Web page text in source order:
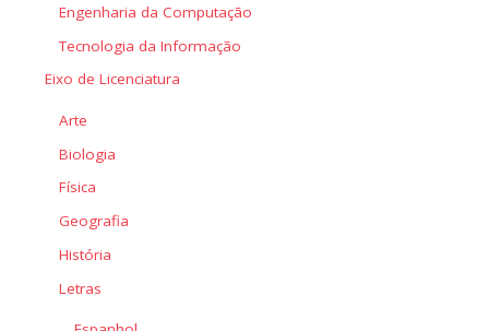
Engenharia da Computação
Tecnologia da Informação
Eixo de Licenciatura
Arte
Biologia
Física
Geografia
História
Letras